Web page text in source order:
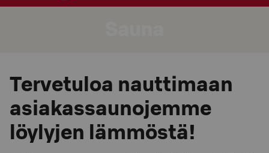
Tervetuloa nauttimaan
asiakassaunojemme
löylyjen lämmöstä!